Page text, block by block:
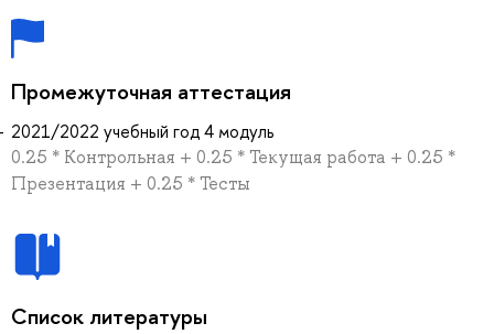
Промежуточная аттестация
2021/2022 учебный год 4 модуль
0.25 * Контрольная + 0.25 * Текущая работа + 0.25 *
Презентация + 0.25 * Тесты
Список литературы